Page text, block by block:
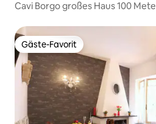
Cavi Borgo großes Haus 100
Gäste-Favorit
Gäste-Favorit